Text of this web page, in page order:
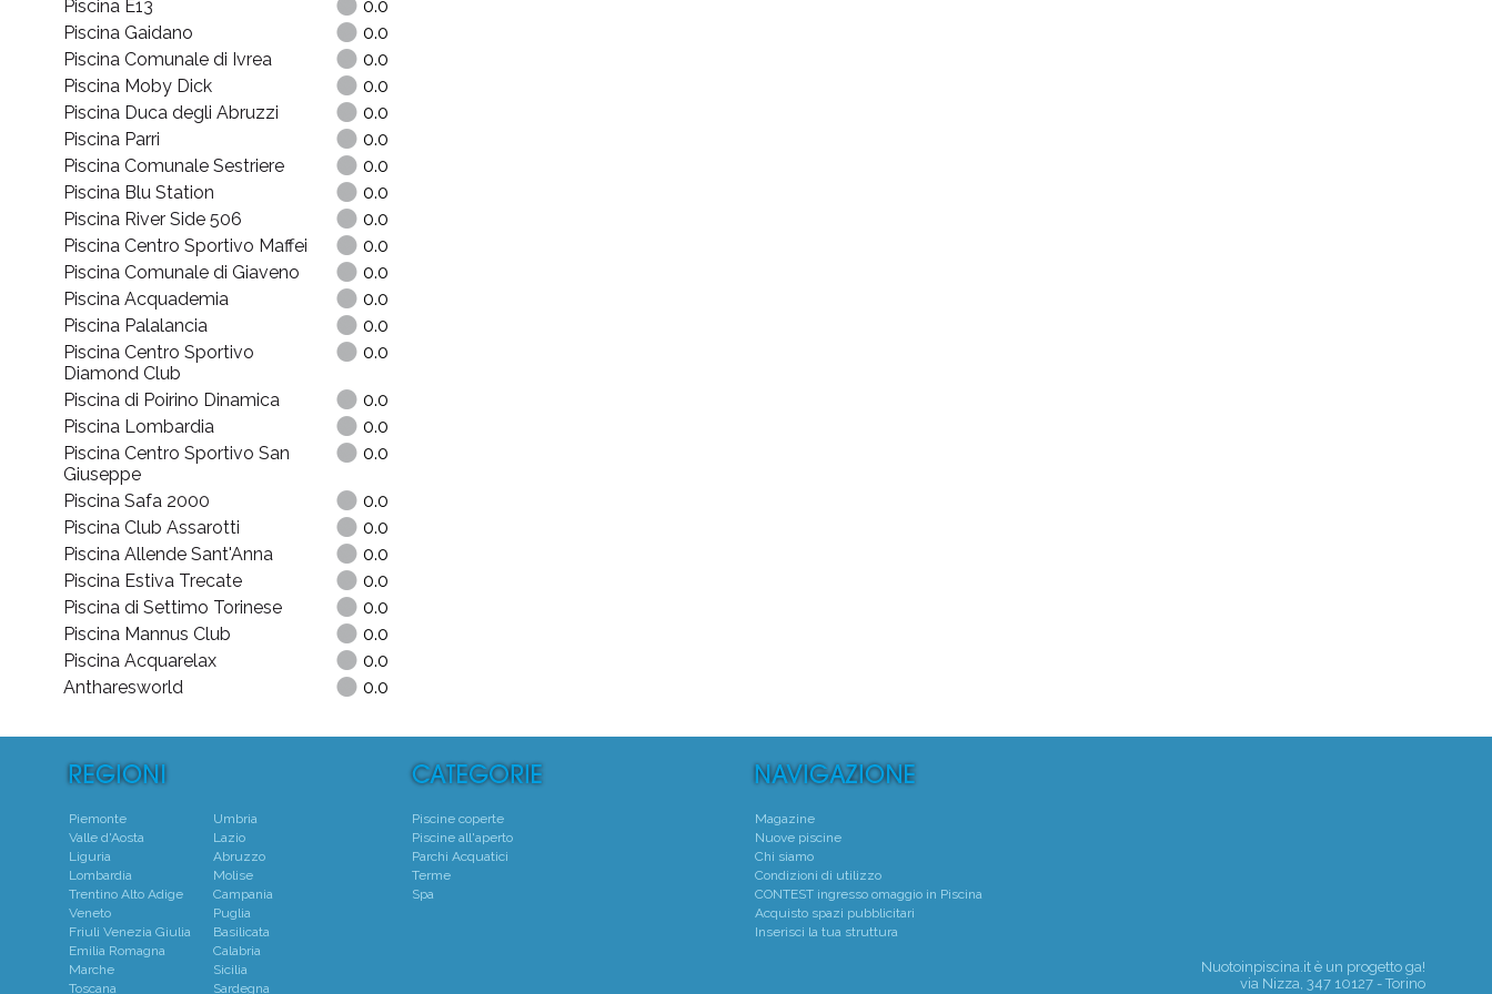
Piscina E13
0.0
Piscina Gaidano
0.0
Piscina Comunale di Ivrea
0.0
Piscina Moby Dick
0.0
Piscina Duca degli Abruzzi
0.0
Piscina Parri
0.0
Piscina Comunale Sestriere
0.0
Piscina Blu Station
0.0
Piscina River Side 506
0.0
Piscina Centro Sportivo Maffei
0.0
Piscina Comunale di Giaveno
0.0
Piscina Acquademia
0.0
Piscina Palalancia
0.0
Piscina Centro Sportivo
Diamond Club
0.0
Piscina di Poirino Dinamica
0.0
Piscina Lombardia
0.0
Piscina Centro Sportivo San
Giuseppe
0.0
Piscina Safa 2000
0.0
Piscina Club Assarotti
0.0
Piscina Allende Sant'Anna
0.0
Piscina Estiva Trecate
0.0
Piscina di Settimo Torinese
0.0
Piscina Mannus Club
0.0
Piscina Acquarelax
0.0
Antharesworld
0.0
Piemonte
Valle d'Aosta
Liguria
Lombardia
Trentino Alto Adige
Veneto
Friuli Venezia Giulia
Emilia Romagna
Marche
Toscana
Umbria
Lazio
Abruzzo
Molise
Campania
Puglia
Basilicata
Calabria
Sicilia
Sardegna
Piscine coperte
Piscine all'aperto
Parchi Acquatici
Terme
Spa
Magazine
Nuove piscine
Chi siamo
Condizioni di utilizzo
CONTEST ingresso omaggio in Piscina
Acquisto spazi pubblicitari
Inserisci la tua struttura
Nuotoinpiscina.it è un progetto ga!
via Nizza, 347 10127 - Torino